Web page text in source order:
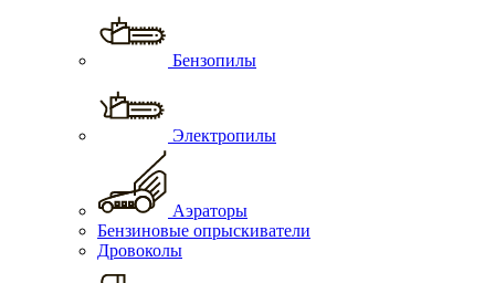
Бензопилы
Электропилы
Аэраторы
Бензиновые опрыскиватели
Дровоколы